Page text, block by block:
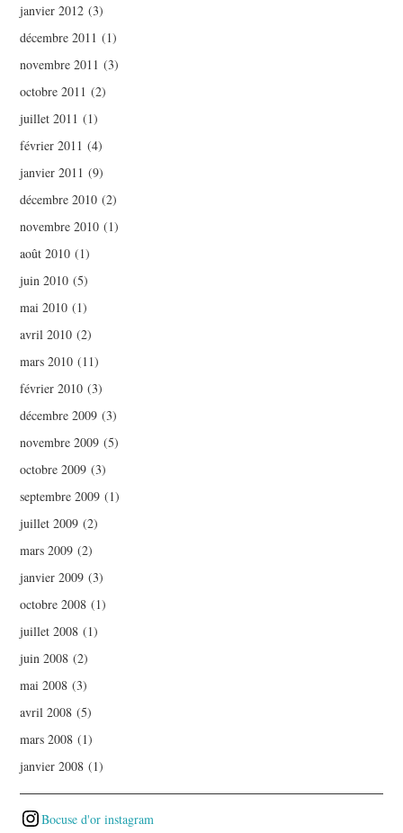
janvier 2012 (3)
décembre 2011 (1)
novembre 2011 (3)
octobre 2011 (2)
juillet 2011 (1)
février 2011 (4)
janvier 2011 (9)
décembre 2010 (2)
novembre 2010 (1)
août 2010 (1)
juin 2010 (5)
mai 2010 (1)
avril 2010 (2)
mars 2010 (11)
février 2010 (3)
décembre 2009 (3)
novembre 2009 (5)
octobre 2009 (3)
septembre 2009 (1)
juillet 2009 (2)
mars 2009 (2)
janvier 2009 (3)
octobre 2008 (1)
juillet 2008 (1)
juin 2008 (2)
mai 2008 (3)
avril 2008 (5)
mars 2008 (1)
janvier 2008 (1)
Bocuse d'or instagram